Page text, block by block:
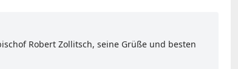
Robert Zollitsch, seine Grüße und besten